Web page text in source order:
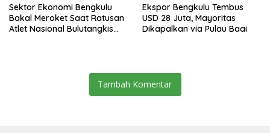
Sektor Ekonomi Bengkulu
Bakal Meroket Saat Ratusan
Atlet Nasional Bulutangkis
Ekspor Bengkulu Tembus
USD 28 Juta, Mayoritas
Dikapalkan via Pulau Baai
Tambah Komentar